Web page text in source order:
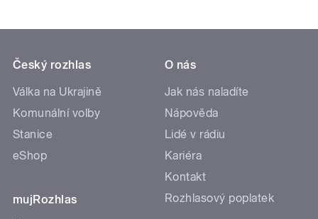
Český rozhlas
Válka na Ukrajině
Komunální volby
Stanice
eShop
mujRozhlas
O nás
Jak nás naladíte
Nápověda
Lidé v rádiu
Kariéra
Kontakt
Rozhlasový poplatek